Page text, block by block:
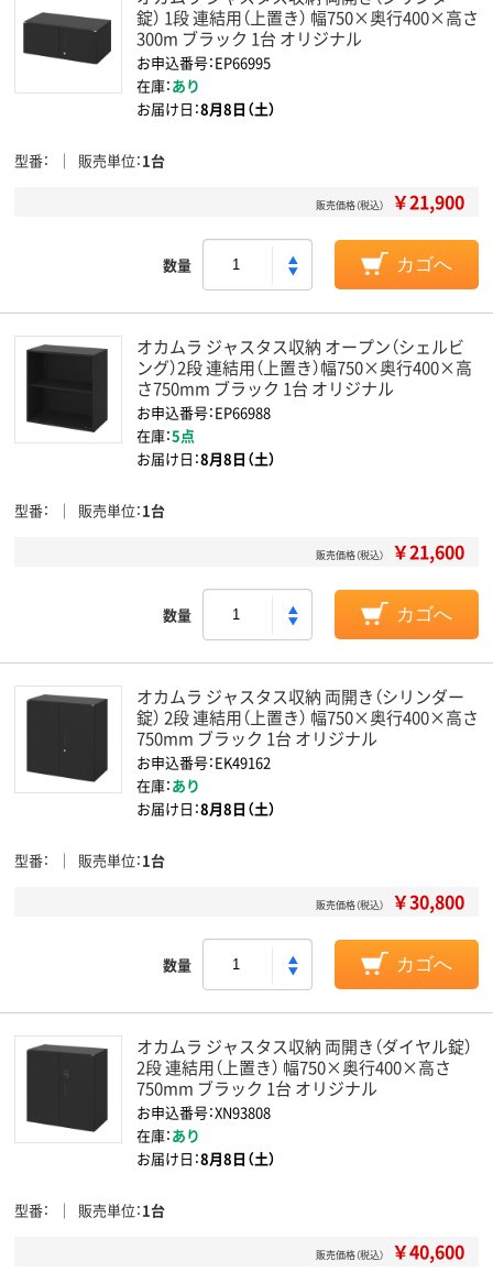
錠） 1段 連結用（上置き） 幅750×奥行400×高さ
300m ブラック 1台 オリジナル
お申込番号：EP66995
在庫：あり
お届け日：8月8日（土）
型番 販売単位 1台
販売価格（税込） ￥21,900
数量 カゴへ
オカムラ ジャスタス収納 オープン（シェルビ
ング）2段 連結用（上置き）幅750×奥行400×高
さ750mm ブラック 1台 オリジナル
お申込番号：EP66988
在庫：5点
お届け日：8月8日（土）
型番 販売単位 1台
販売価格（税込） ￥21,600
数量 カゴへ
オカムラ ジャスタス収納 両開き（シリンダー
錠） 2段 連結用（上置き） 幅750×奥行400×高さ
750mm ブラック 1台 オリジナル
お申込番号：EK49162
在庫：あり
お届け日：8月8日（土）
型番 販売単位 1台
販売価格（税込） ￥30,800
数量 カゴへ
オカムラ ジャスタス収納 両開き（ダイヤル錠）
2段 連結用（上置き） 幅750×奥行400×高さ
750mm ブラック 1台 オリジナル
お申込番号：XN93808
在庫：あり
お届け日：8月8日（土）
型番 販売単位 1台
販売価格（税込） ￥40,600